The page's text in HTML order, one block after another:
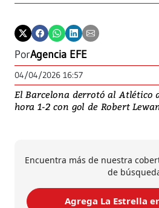
PorAgencia EFE
04/04/2026 16:57
El Barcelona derrotó al Atlético
hora 1-2 con gol de Robert
Encuentra más de nuestra
de
Agrega La Estrella